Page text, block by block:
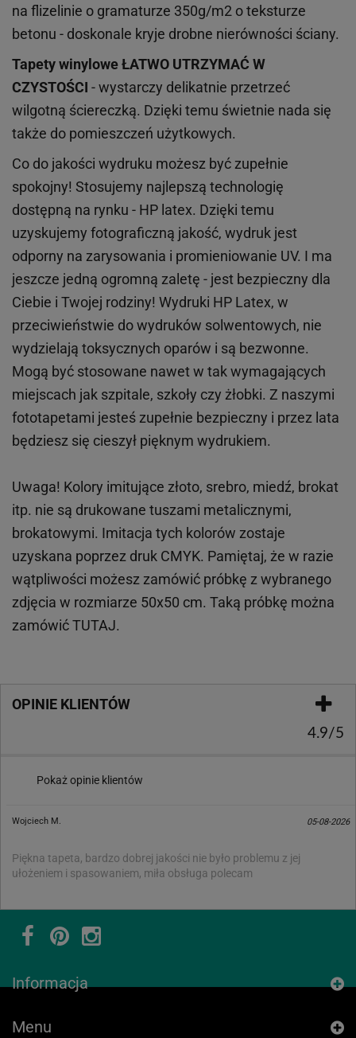
na flizelinie o gramaturze 350g/m2 o teksturze
betonu - doskonale kryje drobne nierówności ściany.
Tapety winyloweŁATWO UTRZYMAĆ W
CZYSTOŚCI - wystarczy delikatnie przetrzeć
wilgotną ściereczką. Dzięki temu świetnie nada się
także do pomieszczeń użytkowych.
Co do jakości wydruku możesz być zupełnie
spokojny! Stosujemy najlepszą technologię
dostępną na rynku - HP latex. Dzięki temu
uzyskujemy fotograficzną jakość, wydruk jest
odporny na zarysowania i promieniowanie UV. I ma
jeszcze jedną ogromną zaletę - jest bezpieczny dla
Ciebie i Twojej rodziny! Wydruki HP Latex, w
przeciwieństwie do wydruków solwentowych, nie
wydzielają toksycznych oparów i są bezwonne.
Mogą być stosowane nawet w tak wymagających
miejscach jak szpitale, szkoły czy żłobki. Z naszymi
fototapetami jesteś zupełnie bezpieczny i przez lata
będziesz się cieszył pięknym wydrukiem.
Uwaga! Kolory imitujące złoto, srebro, miedź, brokat
itp. nie są drukowane tuszami metalicznymi,
brokatowymi. Imitacja tych kolorów zostaje
uzyskana poprzez druk CMYK. Pamiętaj, że w razie
wątpliwości możesz zamówić próbkę z wybranego
zdjęcia w rozmiarze 50x50 cm. Taką próbkę można
zamówićTUTAJ.
OPINIE KLIENTÓW
4.9/5
Pokaż opinie klientów
Wojciech M. 05-08-2026
Piękna tapeta, bardzo dobrej jakości nie było problemu z jej
ułożeniem i spasowaniem, miła obsługa polecam
Informacja
Menu